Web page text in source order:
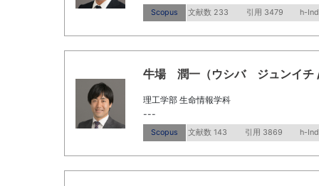
Scopus 文献数 233 引用 3479 h-
牛場 潤一（ウシバ ジュンイチ
理工学部 生命情報学科
---
Scopus 文献数 143 引用 3869 h-